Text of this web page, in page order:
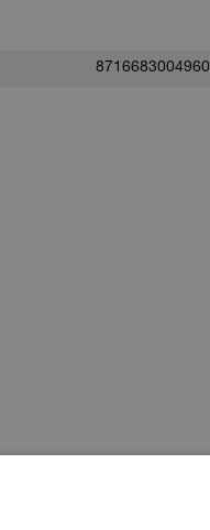
8716683004960